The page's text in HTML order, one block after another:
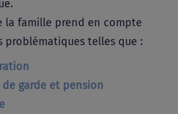
la famille prend en compte
problématiques telles que :
garde et pension